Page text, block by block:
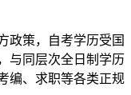
策，自考学历受国
与同层次全日制学历
编、求职等各类正规